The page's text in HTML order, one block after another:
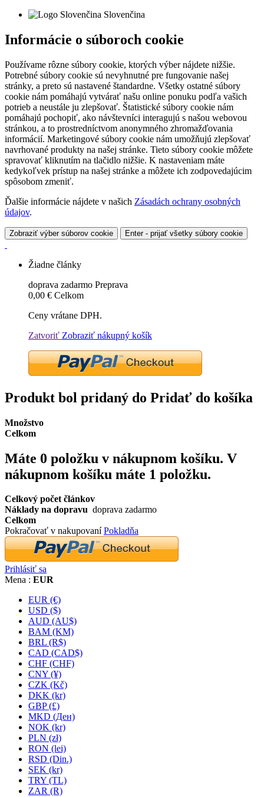
Slovenčina
Informácie o súboroch cookie
Používame rôzne súbory cookie, ktorých výber nájdete nižšie.
Potrebné súbory cookie sú nevyhnutné pre fungovanie našej
stránky, a preto sú nastavené štandardne. Všetky ostatné súbory
cookie nám pomáhajú vytvárať našu online ponuku podľa vašich
potrieb a neustále ju zlepšovať. Štatistické súbory cookie nám
pomáhajú pochopiť, ako návštevníci interagujú s našou webovou
stránkou, a to prostredníctvom anonymného zhromažďovania
informácií. Marketingové súbory cookie nám umožňujú zlepšovať
navrhované produkty na našej stránke. Tieto súbory cookie môžete
spravovať kliknutím na tlačidlo nižšie. K nastaveniam máte
kedykoľvek prístup na našej stránke a môžete ich zodpovedajúcim
spôsobom zmeniť.
Ďalšie informácie nájdete v našich Zásadách ochrany osobných
údajov.
Zobraziť výber súborov cookie Enter - prijať všetky súbory cookie
Žiadne články
doprava zadarmo Preprava
0,00 € Celkom
Ceny vrátane DPH.
Zatvoriť Zobraziť nákupný košík
Produkt bol pridaný do Pridať do košíka
Množstvo
Celkom
Máte 0 položku v nákupnom košíku. V
nákupnom košíku máte 1 položku.
Celkový počet článkov
Náklady na dopravu doprava zadarmo
Celkom
Pokračovať v nakupovaníPokladňa
Prihlásiť sa
Mena : EUR
EUR (€)
USD ($)
AUD (AU$)
BAM (KM)
BRL (R$)
CAD (CAD$)
CHF (CHF)
CNY (¥)
CZK (Kč)
DKK (kr)
GBP (£)
MKD (Ден)
NOK (kr)
PLN (zł)
RON (lei)
RSD (Din.)
SEK (kr)
TRY (TL)
ZAR (R)